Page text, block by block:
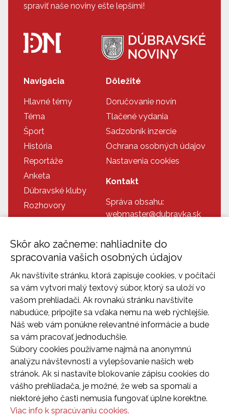
2026 © Mestská časť Bratislava-Dubravka
Tvorba web stránok
aredakčný systém odAlejTech,
spol. s r.o.
spraviť naše noviny ešte lepšími!
Navigácia
Hlavné témy
Téma
Šport
História
Reportáže
Anketa
Dúbravské kluby
Rozhovory
Recepty
Program
Dúbravka na fotkách
Kontakt
Dôležité
Doručovanie novín
Tlačené vydania
Sadzobník inzercie
Ochrana osobných údajov
Nastavenia cookies
Kontakt
Správa obsahu:
webmaster@dubravka.sk
info@dubravka.sk
Dispečing:
Skôr ako začneme: nahliadnite do
spracovania vašich osobných údajov
Ak navštívite stránku, ktorá zapisuje cookies, v počítači
sa vám vytvorí malý textový súbor, ktorý sa uloží vo
vašom prehliadači. Ak rovnakú stránku navštívite
nabudúce, pripojíte sa vďaka nemu na web rýchlejšie.
Náš web vám ponúkne relevantné informácie a bude
sa vám pracovať jednoduchšie.
Súbory cookies používame najmä na anonymnú
analýzu návštevnosti a vylepšovanie našich web
stránok. Ak si nastavíte blokovanie zápisu cookies do
vášho prehliadača, je možné, že web sa spomalí a
niektoré jeho časti nemusia fungovať úplne korektne.
Viac info k spracúvaniu cookies.